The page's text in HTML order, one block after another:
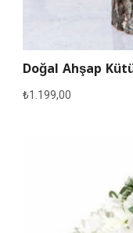
Doğal Ahşap
₺1.199,00